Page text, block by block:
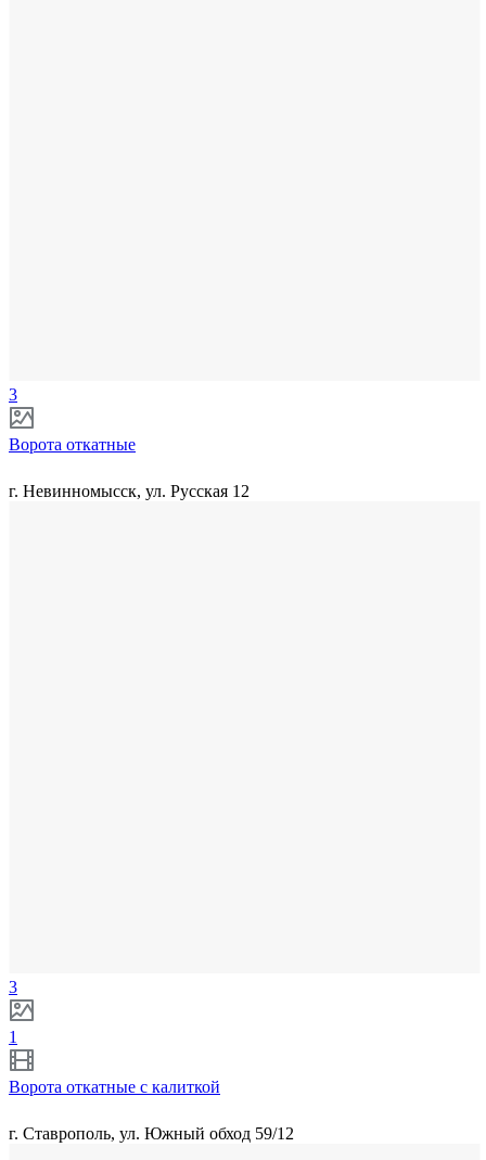
3
Ворота откатные
г. Невинномысск, ул. Русская 12
3
1
Ворота откатные с калиткой
г. Ставрополь, ул. Южный обход 59/12